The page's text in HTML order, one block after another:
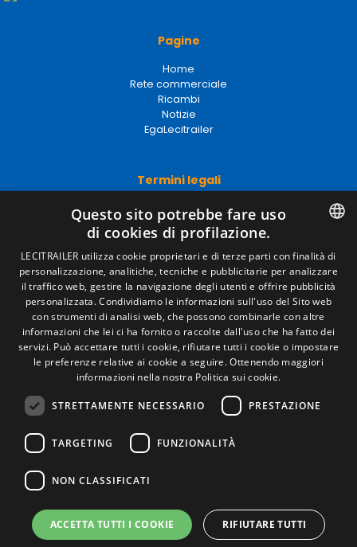
Pagine
Home
Rete commerciale
Ricambi
Notizie
EgaLecitrailer
Termini legali
Avviso legale
Politiche sulla privacy
Politica sui cookie
Condizioni generali di vendita
Gestire i cookie
Contatto
Camino de los Huertos, S/N. Apdo 100 .
50620 - Casetas (Zaragoza) Spagna
+(34) 976 462 121
© Lecitrailer S.A. 2026
SPANISH
ENGLISH
ITALIAN
PORTUGUESE
Questo sito potrebbe fare uso
di cookies di profilazione.
LECITRAILER utilizza cookie proprietari e di terze parti con finalità di
personalizzazione, analitiche, tecniche e pubblicitarie per analizzare
il traffico web, gestire la navigazione degli utenti e offrire pubblicità
personalizzata. Condividiamo le informazioni sull'uso del Sito web
con strumenti di analisi web, che possono combinarle con altre
informazioni che lei ci ha fornito o raccolte dall'uso che ha fatto dei
servizi. Può accettare tutti i cookie, rifiutare tutti i cookie o impostare
le preferenze relative ai cookie a seguire. Ottenendo maggiori
informazioni nella nostra Politica sui cookie.
STRETTAMENTE NECESSARIO PRESTAZIONE
TARGETING FUNZIONALITÀ
NON CLASSIFICATI
ACCETTA TUTTI I COOKIE RIFIUTARE TUTTI